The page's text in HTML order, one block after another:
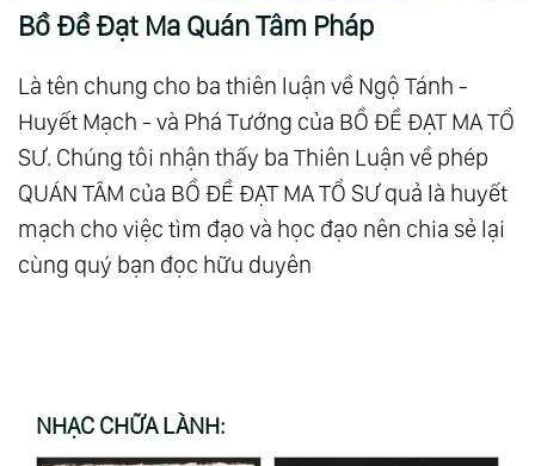
Bồ Đề Đạt Ma Quán Tâm Pháp
Là tên chung cho ba thiên luận về Ngộ Tánh -
Huyết Mạch - và Phá Tướng của BỒ ĐỀ ĐẠT MA TỔ
SƯ. Chúng tôi nhận thấy ba Thiên Luận về phép
QUÁN TÂM của BỒ ĐỀ ĐẠT MA TỔ SƯ quả là huyết
mạch cho việc tìm đạo và học đạo nên chia sẻ lại
cùng quý bạn đọc hữu duyên
NHẠC CHỮA LÀNH: